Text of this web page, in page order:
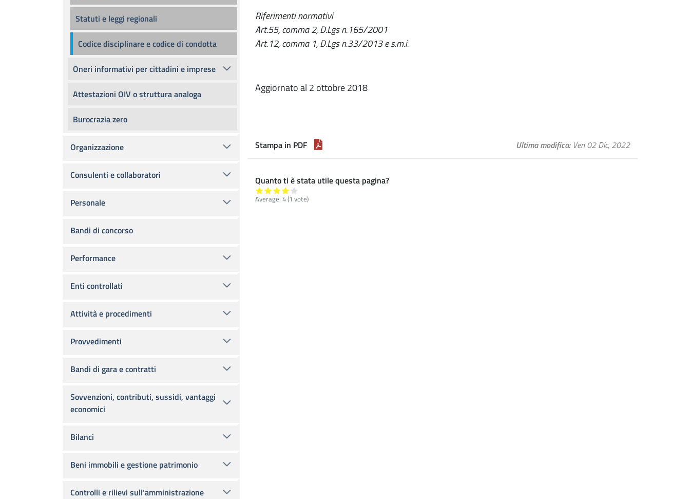
Riferimenti normativi
Art.55, comma 2, D.Lgs n.165/2001
Art.12, comma 1, D.Lgs n.33/2013 e s.m.i.
Aggiornato al 2 ottobre 2018
Stampa in PDF Ultima modifica Ven 02 Dic, 2022
Quanto ti è stata utile questa pagina?
Average: 4(1 vote)
Statuti e leggi regionali
Codice disciplinare e codice di condotta
Oneri informativi per cittadini e imprese
Attestazioni OIV o struttura analoga
Burocrazia zero
Organizzazione
Consulenti e collaboratori
Personale
Bandi di concorso
Performance
Enti controllati
Attività e procedimenti
Provvedimenti
Bandi di gara e contratti
Sovvenzioni, contributi, sussidi, vantaggi
economici
Bilanci
Beni immobili e gestione patrimonio
Controlli e rilievi sull’amministrazione